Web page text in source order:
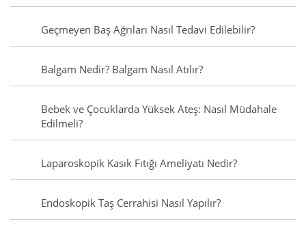
Geçmeyen Baş Ağrıları Nasıl Tedavi Edilebilir?
Balgam Nedir? Balgam Nasıl Atılır?
Bebek ve Çocuklarda Yüksek Ateş: Nasıl Müdahale
Edilmeli?
Laparoskopik Kasık Fıtığı Ameliyatı Nedir?
Endoskopik Taş Cerrahisi Nasıl Yapılır?